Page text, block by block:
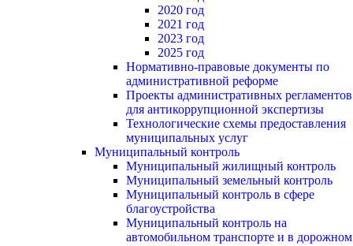
2020 год
2021 год
2023 год
2025 год
Нормативно-правовые документы по
административной реформе
Проекты административных регламентов
для антикоррупционной экспертизы
Технологические схемы предоставления
муниципальных услуг
Муниципальный контроль
Муниципальный жилищный контроль
Муниципальный земельный контроль
Муниципальный контроль в сфере
благоустройства
Муниципальный контроль на
автомобильном транспорте и в дорожном